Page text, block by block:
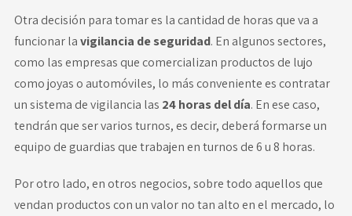
Otra decisión para tomar es la cantidad de horas que va a
funcionar lavigilancia de seguridad. En algunos sectores,
como las empresas que comercializan productos de lujo
como joyas o automóviles, lo más conveniente es contratar
un sistema de vigilancia las 24 horas del día. En ese caso,
tendrán que ser varios turnos, es decir, deberá formarse un
equipo de guardias que trabajen en turnos de 6 u 8 horas.
Por otro lado, en otros negocios, sobre todo aquellos que
vendan productos con un valor no tan alto en el mercado, lo